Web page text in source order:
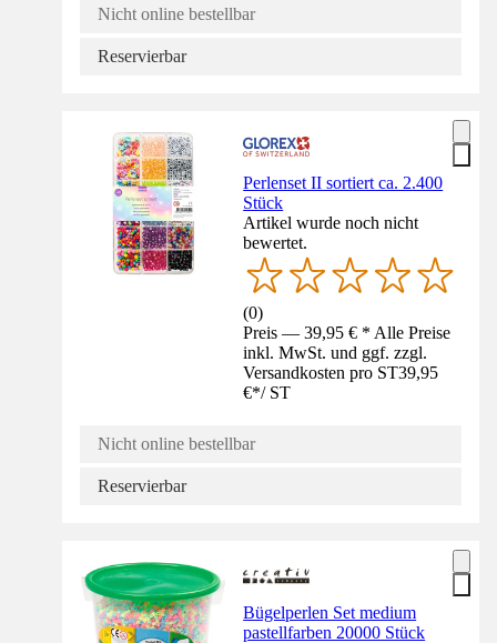
Nicht online bestellbar
Reservierbar
Perlenset II sortiert ca. 2.400
Stück
Artikel wurde noch nicht
bewertet.
(0)
Preis — 39,95 € * Alle Preise
inkl. MwSt. und ggf. zzgl.
Versandkosten pro ST39,95
€*/ ST
Nicht online bestellbar
Reservierbar
Bügelperlen Set medium
pastellfarben 20000 Stück